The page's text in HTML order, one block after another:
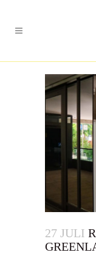
27 JULI